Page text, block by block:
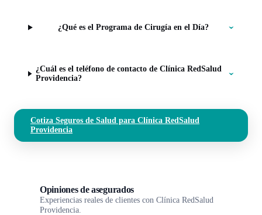
¿Qué es el Programa de Cirugía en el Día?
¿Cuál es el teléfono de contacto de Clínica RedSalud
Providencia?
Cotiza Seguros de Salud para Clínica RedSalud
Providencia
Opiniones de asegurados
Experiencias reales de clientes con Clínica RedSalud
Providencia.